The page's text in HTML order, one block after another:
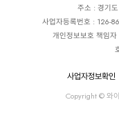
주소 : 경기
사업자등록번호 : 126-
개인정보보호 책임자
사업자정보확인
Copyright © 와